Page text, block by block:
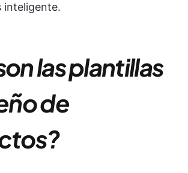
inteligente.
las plantillas
de